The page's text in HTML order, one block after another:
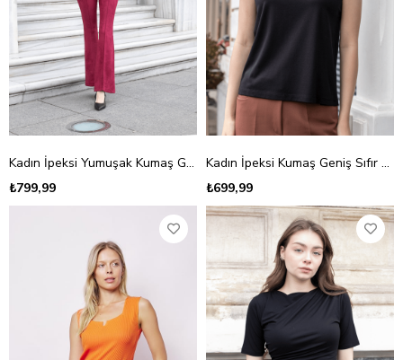
Kadın İpeksi Yumuşak Kumaş Geniş Sıfır Yaka Önü Pencereli Yanları Yırtmaçlı Tshirt Bluz-Siyah
₺799,99
Kadın İpeksi Kumaş Geniş Sıfır Yaka Kısa Kol Tshirt Bluz-Siyah
₺699,99